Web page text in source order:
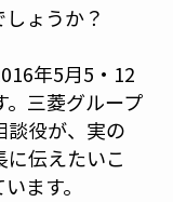
ょうか？
年5月5・12
三菱グループ
談役が、実の
伝えたいこ
ます。